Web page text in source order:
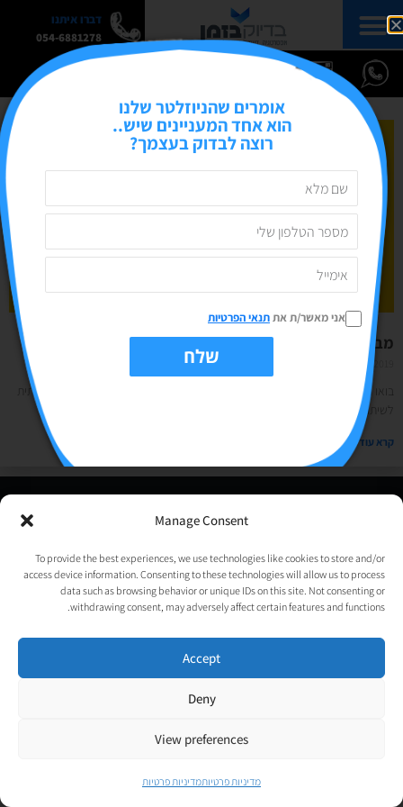
Manage Consent
To provide the best experiences, we use technologies like cookies to store and/or
access device information. Consenting to these technologies will allow us to process
data such as browsing behavior or unique IDs on this site. Not consenting or
withdrawing consent, may adversely affect certain features and functions.
Accept
Deny
View preferences
מדיניות פרטיותמדיניות פרטיות
דברו איתנו
054-6881278
מבוא לאינסטגרם 101- מושגים בסיסים
08/09/2019
בואו נדבר רגע על האינסטגרם. הרשת החברתית הוקמה בשנת 2010 כרשת חברתית
לשיתוף מיקום (כן, כן, נראה לי שרק הוותיקים ביותר זוכרים שפעם עסקים היו
קרא עוד »
, העסק החברתי לבניית אתרים | עיצוב וגרפיקה:
psycat
אומרים שהניוזלטר שלנו
הוא אחד המעניינים שיש..
רוצה לבדוק בעצמך?
אני מאשר/ת אתתנאי הפרטיות
שלח